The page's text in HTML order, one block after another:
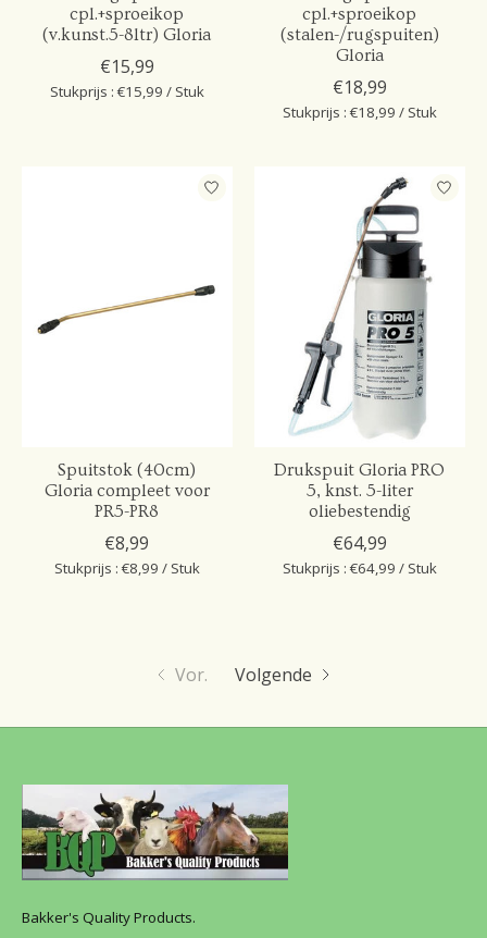
cpl.+sproeikop
(v.kunst.5-8ltr) Gloria
€15,99
Stukprijs : €15,99 / Stuk
cpl.+sproeikop
(stalen-/rugspuiten)
Gloria
€18,99
Stukprijs : €18,99 / Stuk
Spuitstok (40cm)
Gloria compleet voor
PR5-PR8
€8,99
Stukprijs : €8,99 / Stuk
Drukspuit Gloria PRO
5, knst. 5-liter
oliebestendig
€64,99
Stukprijs : €64,99 / Stuk
Vor. Volgende
Bakker's Quality Products.